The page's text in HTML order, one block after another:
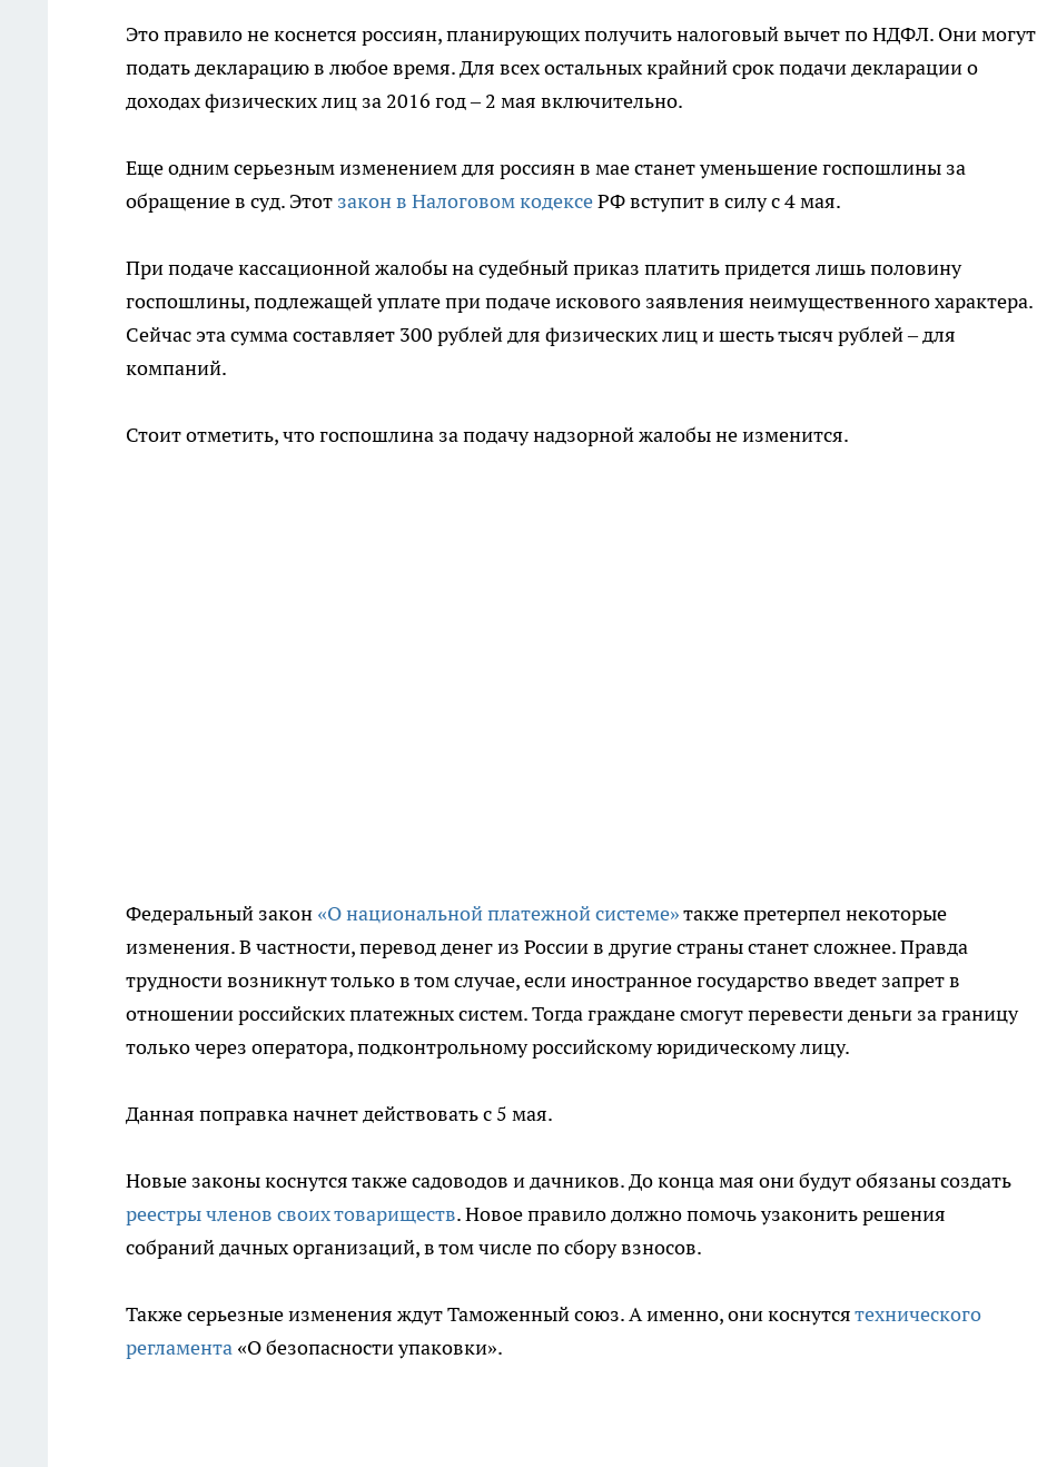
Это правило не коснется россиян, планирующих получить налоговый вычет по НДФЛ. Они могут
подать декларацию в любое время. Для всех остальных крайний срок подачи декларации о
доходах физических лиц за 2016 год – 2 мая включительно.
Еще одним серьезным изменением для россиян в мае станет уменьшение госпошлины за
обращение в суд. Этот закон в Налоговом кодексеРФ вступит в силу с 4 мая.
При подаче кассационной жалобы на судебный приказ платить придется лишь половину
госпошлины, подлежащей уплате при подаче искового заявления неимущественного характера.
Сейчас эта сумма составляет 300 рублей для физических лиц и шесть тысяч рублей – для
компаний.
Стоит отметить, что госпошлина за подачу надзорной жалобы не изменится.
Федеральный закон «О национальной платежной системе»также претерпел некоторые
изменения. В частности, перевод денег из России в другие страны станет сложнее. Правда
трудности возникнут только в том случае, если иностранное государство введет запрет в
отношении российских платежных систем. Тогда граждане смогут перевести деньги за границу
только через оператора, подконтрольному российскому юридическому лицу.
Данная поправка начнет действовать с 5 мая.
Новые законы коснутся также садоводов и дачников. До конца мая они будут обязаны создать
реестры членов своих товариществ. Новое правило должно помочь узаконить решения
собраний дачных организаций, в том числе по сбору взносов.
Также серьезные изменения ждут Таможенный союз. А именно, они коснутсятехнического
регламента «О безопасности упаковки».